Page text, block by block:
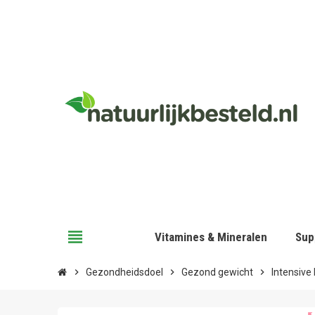
view_headline Vitamines & Mineralen
chevron_right Gezondheidsdoel chevron_right Gezond gewicht chevron_right